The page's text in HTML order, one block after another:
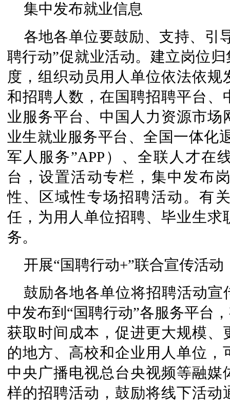
集中发布就业信息
各地各单位要鼓励、支持、引
聘行动”促就业活动。建立岗位
度，组织动员用人单位依法依
和招聘人数，在国聘招聘平台
业服务平台、中国人力资源市
业生就业服务平台、全国一体化
军人服务”APP）、全联人才在
台，设置活动专栏，集中发布
性、区域性专场招聘活动。有
任，为用人单位招聘、毕业生
务。
开展“国聘行动+”联合宣传活动
鼓励各地各单位将招聘活动
中发布到“国聘行动”各服务平台
获取时间成本，促进更大规模
的地方、高校和企业用人单位
中央广播电视总台央视频等融
样的招聘活动，鼓励将线下活